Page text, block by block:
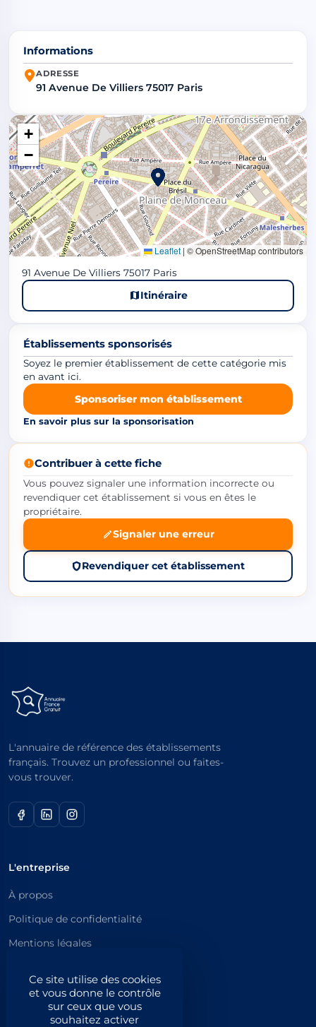
Ce site utilise des cookies
et vous donne le contrôle
sur ceux que vous
souhaitez activer
Informations
ADRESSE
91 Avenue De Villiers 75017 Paris
+
−
Leaflet | © OpenStreetMap contributors
91 Avenue De Villiers 75017 Paris
Itinéraire
Établissements sponsorisés
Soyez le premier établissement de cette catégorie mis
en avant ici.
Sponsoriser mon établissement
En savoir plus sur la sponsorisation
Contribuer à cette fiche
Vous pouvez signaler une information incorrecte ou
revendiquer cet établissement si vous en êtes le
propriétaire.
Signaler une erreur
Revendiquer cet établissement
L'annuaire de référence des établissements
français. Trouvez un professionnel ou faites-
vous trouver.
L'entreprise
À propos
Politique de confidentialité
Mentions légales
Catégories principales
Catégories